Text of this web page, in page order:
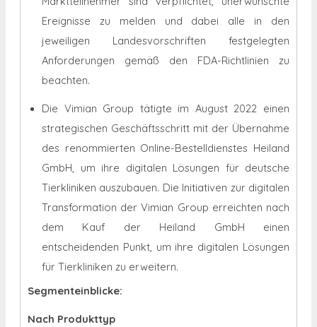
Ereignisse zu melden und dabei alle in den
jeweiligen Landesvorschriften festgelegten
Anforderungen gemäß den FDA-Richtlinien zu
beachten.
Die Vimian Group tätigte im August 2022 einen
strategischen Geschäftsschritt mit der Übernahme
des renommierten Online-Bestelldienstes Heiland
GmbH, um ihre digitalen Lösungen für deutsche
Tierkliniken auszubauen. Die Initiativen zur digitalen
Transformation der Vimian Group erreichten nach
dem Kauf der Heiland GmbH einen
entscheidenden Punkt, um ihre digitalen Lösungen
für Tierkliniken zu erweitern.
Segmenteinblicke:
Nach Produkttyp